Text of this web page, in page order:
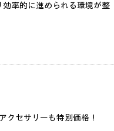
率的に進められる環境が整
クセサリーも特別価格！